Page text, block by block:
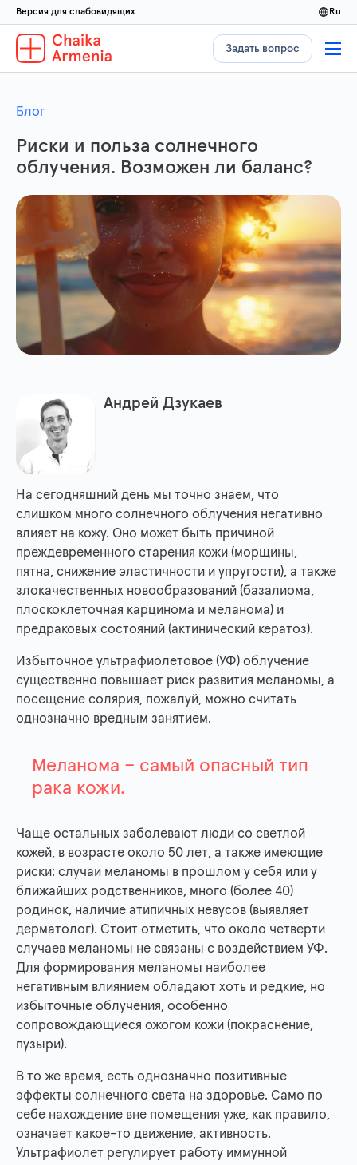
Версия для слабовидящих ru
Задать вопрос
Блог
Риски и польза солнечного
облучения. Возможен ли баланс?
Андрей Дзукаев
На сегодняшний день мы точно знаем, что
слишком много солнечного облучения негативно
влияет на кожу. Оно может быть причиной
преждевременного старения кожи (морщины,
пятна, снижение эластичности и упругости), а также
злокачественных новообразований (базалиома,
плоскоклеточная карцинома и меланома) и
предраковых состояний (актинический кератоз).
Избыточное ультрафиолетовое (УФ) облучение
существенно повышает риск развития меланомы, а
посещение солярия, пожалуй, можно считать
однозначно вредным занятием.
Меланома – самый опасный тип
рака кожи.
Чаще остальных заболевают люди со светлой
кожей, в возрасте около 50 лет, а также имеющие
риски: случаи меланомы в прошлом у себя или у
ближайших родственников, много (более 40)
родинок, наличие атипичных невусов (выявляет
дерматолог). Стоит отметить, что около четверти
случаев меланомы не связаны с воздействием УФ.
Для формирования меланомы наиболее
негативным влиянием обладают хоть и редкие, но
избыточные облучения, особенно
сопровождающиеся ожогом кожи (покраснение,
пузыри).
В то же время, есть однозначно позитивные
эффекты солнечного света на здоровье. Само по
себе нахождение вне помещения уже, как правило,
означает какое-то движение, активность.
Ультрафиолет регулирует работу иммунной